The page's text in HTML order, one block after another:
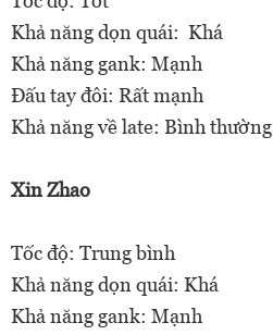
Khả năng dọn quái: Khá
Khả năng gank: Mạnh
Đấu tay đôi: Rất mạnh
Khả năng về late: Bình thường
Xin Zhao
Tốc độ: Trung bình
Khả năng dọn quái: Khá
Khả năng gank: Mạnh